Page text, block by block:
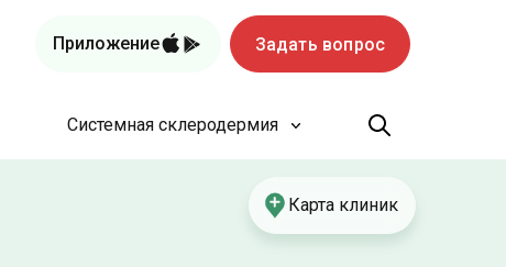
Приложение Задать вопрос
Системная склеродермия
Карта клиник